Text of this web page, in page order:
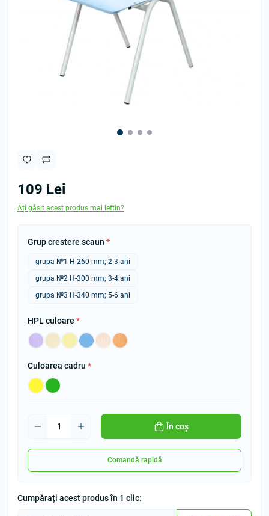
109 Lei
Ați găsit acest produs mai ieftin?
Grup crestere scaun *
grupa №1 Н-260 mm; 2-3 ani
grupa №2 Н-300 mm; 3-4 ani
grupa №3 Н-340 mm; 5-6 ani
HPL culoare *
Culoarea cadru *
În coș
Comandă rapidă
Cumpărați acest produs în 1 clic: